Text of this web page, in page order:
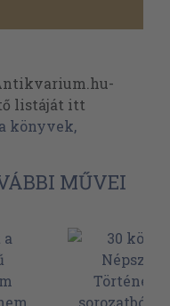
listáját itt
könyvek,
MŰVEI